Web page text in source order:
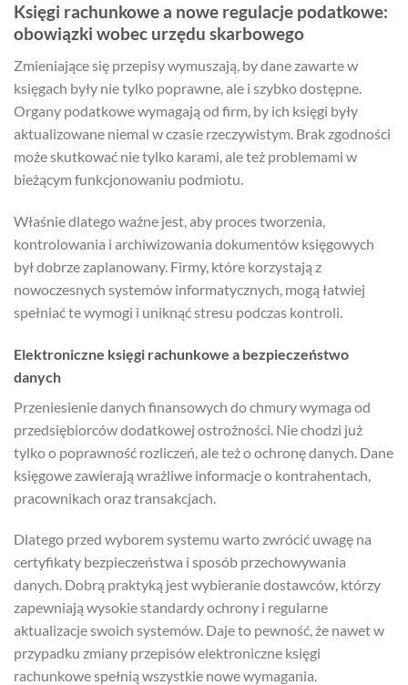
Księgi rachunkowe a nowe regulacje podatkowe:
obowiązki wobec urzędu skarbowego
Zmieniające się przepisy wymuszają, by dane zawarte w
księgach były nie tylko poprawne, ale i szybko dostępne.
Organy podatkowe wymagają od firm, by ich księgi były
aktualizowane niemal w czasie rzeczywistym. Brak zgodności
może skutkować nie tylko karami, ale też problemami w
bieżącym funkcjonowaniu podmiotu.
Właśnie dlatego ważne jest, aby proces tworzenia,
kontrolowania i archiwizowania dokumentów księgowych
był dobrze zaplanowany. Firmy, które korzystają z
nowoczesnych systemów informatycznych, mogą łatwiej
spełniać te wymogi i uniknąć stresu podczas kontroli.
Elektroniczne księgi rachunkowe a bezpieczeństwo
danych
Przeniesienie danych finansowych do chmury wymaga od
przedsiębiorców dodatkowej ostrożności. Nie chodzi już
tylko o poprawność rozliczeń, ale też o ochronę danych. Dane
księgowe zawierają wrażliwe informacje o kontrahentach,
pracownikach oraz transakcjach.
Dlatego przed wyborem systemu warto zwrócić uwagę na
certyfikaty bezpieczeństwa i sposób przechowywania
danych. Dobrą praktyką jest wybieranie dostawców, którzy
zapewniają wysokie standardy ochrony i regularne
aktualizacje swoich systemów. Daje to pewność, że nawet w
przypadku zmiany przepisów elektroniczne księgi
rachunkowe spełnią wszystkie nowe wymagania.